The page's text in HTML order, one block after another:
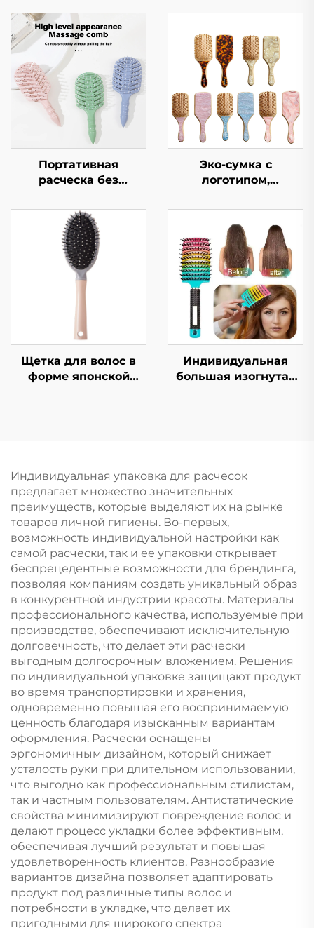
Портативная
расческа без
детей с густыми
волосами,
экологичная мягкая
пластиковая щетка,
нейлоновая пэддел
расческа с
вентиляционной
системой
Эко-сумка с
логотипом,
инструмент для
волос, натуральная
бамбуковая сумка-
воздушный шарик,
щетка для волос с
ацетатной щетиной,
эко-щетка для волос
Щетка для волос в
форме японской
волос, комфортная,
нейлоновая, модная,
для женщин, для
домашнего
использования
Индивидуальная
большая изогнутая
ребристый логотип в
комплекте
Индивидуальная упаковка для расчесок
предлагает множество значительных
преимуществ, которые выделяют их на рынке
товаров личной гигиены. Во-первых,
возможность индивидуальной настройки как
самой расчески, так и ее упаковки открывает
беспрецедентные возможности для брендинга,
позволяя компаниям создать уникальный образ
в конкурентной индустрии красоты. Материалы
профессионального качества, используемые при
производстве, обеспечивают исключительную
долговечность, что делает эти расчески
выгодным долгосрочным вложением. Решения
по индивидуальной упаковке защищают продукт
во время транспортировки и хранения,
одновременно повышая его воспринимаемую
ценность благодаря изысканным вариантам
оформления. Расчески оснащены
эргономичным дизайном, который снижает
усталость руки при длительном использовании,
что выгодно как профессиональным стилистам,
так и частным пользователям. Антистатические
свойства минимизируют повреждение волос и
делают процесс укладки более эффективным,
обеспечивая лучший результат и повышая
удовлетворенность клиентов. Разнообразие
вариантов дизайна позволяет адаптировать
продукт под различные типы волос и
потребности в укладке, что делает их
пригодными для широкого спектра